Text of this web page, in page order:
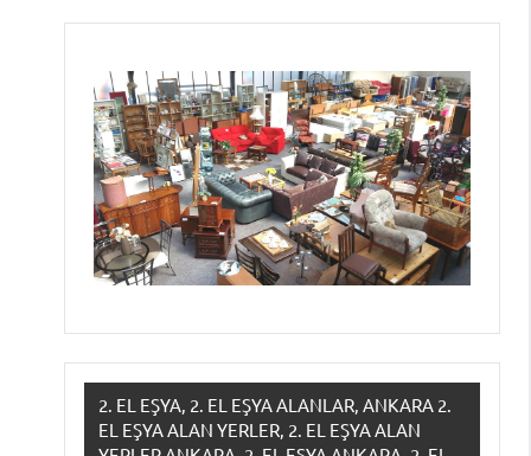
2. EL EŞYA, 2. EL EŞYA ALANLAR, ANKARA 2.
EL EŞYA ALAN YERLER, 2. EL EŞYA ALAN